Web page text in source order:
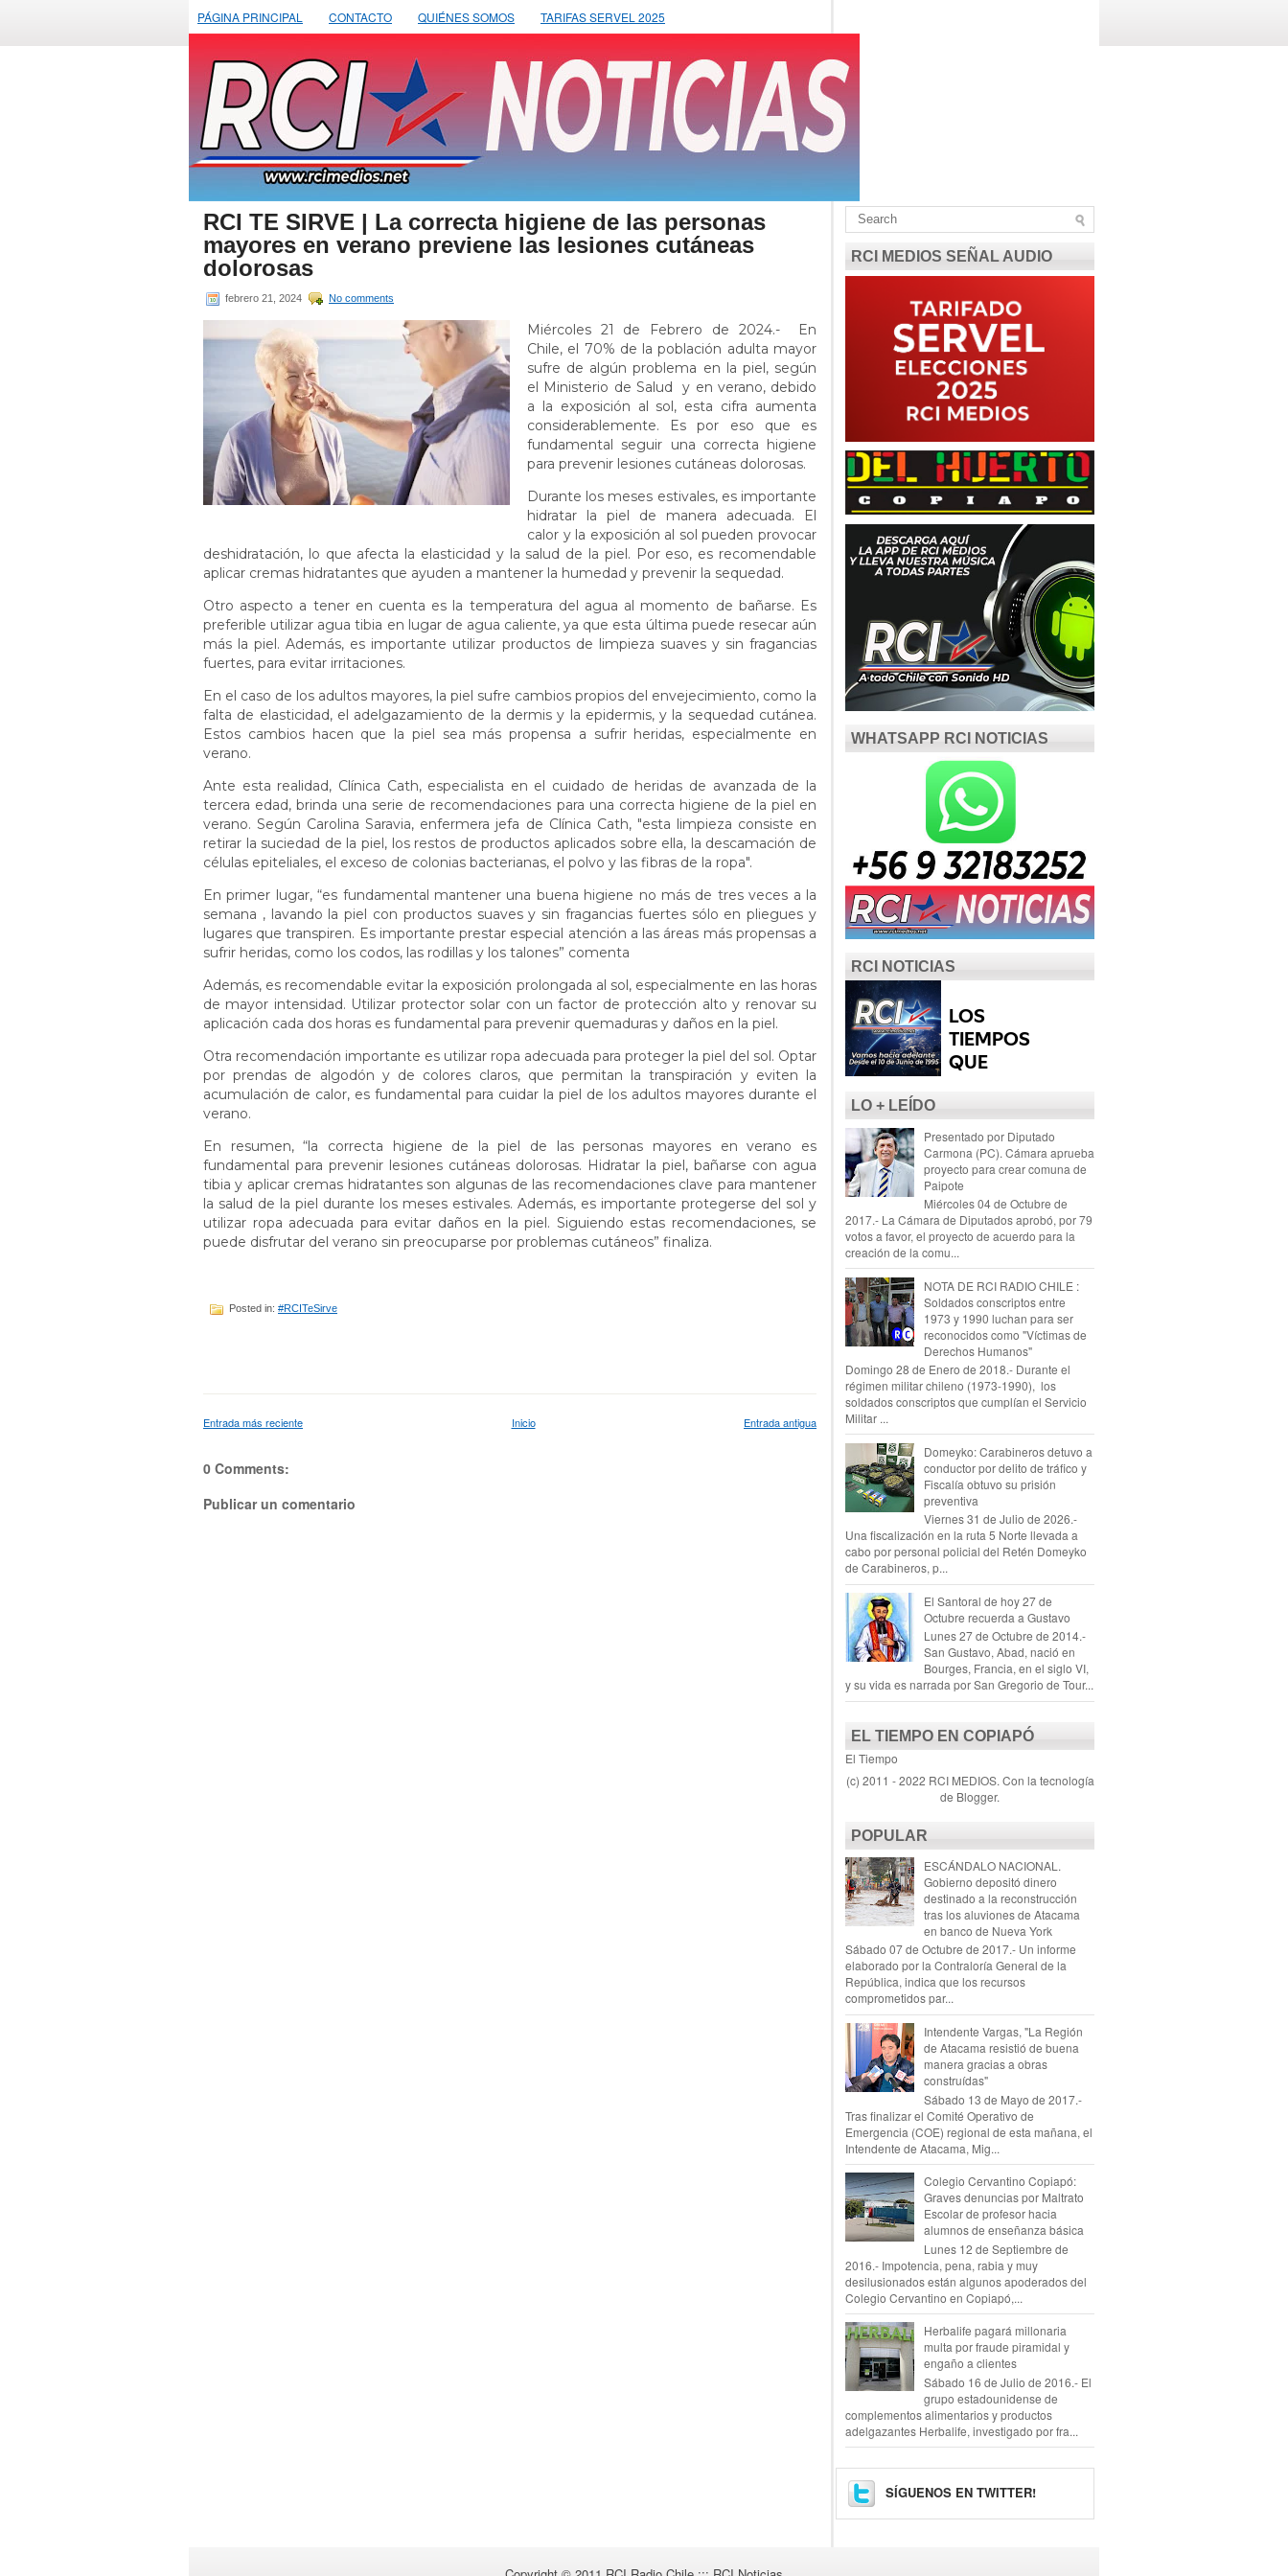
PÁGINA PRINCIPAL CONTACTO QUIÉNES SOMOS TARIFAS SERVEL 2025
RCI TE SIRVE | La correcta higiene de las personas
mayores en verano previene las lesiones cutáneas
dolorosas
febrero 21, 2024 No comments
Miércoles 21 de Febrero de 2024.- En
Chile, el 70% de la población adulta mayor
sufre de algún problema en la piel, según
el Ministerio de Salud y en verano, debido
a la exposición al sol, esta cifra aumenta
considerablemente. Es por eso que es
fundamental seguir una correcta higiene
para prevenir lesiones cutáneas dolorosas.
Durante los meses estivales, es importante
hidratar la piel de manera adecuada. El
calor y la exposición al sol pueden provocar
deshidratación, lo que afecta la elasticidad y la salud de la piel. Por eso, es recomendable
aplicar cremas hidratantes que ayuden a mantener la humedad y prevenir la sequedad.
Otro aspecto a tener en cuenta es la temperatura del agua al momento de bañarse. Es
preferible utilizar agua tibia en lugar de agua caliente, ya que esta última puede resecar aún
más la piel. Además, es importante utilizar productos de limpieza suaves y sin fragancias
fuertes, para evitar irritaciones.
En el caso de los adultos mayores, la piel sufre cambios propios del envejecimiento, como la
falta de elasticidad, el adelgazamiento de la dermis y la epidermis, y la sequedad cutánea.
Estos cambios hacen que la piel sea más propensa a sufrir heridas, especialmente en
verano.
Ante esta realidad, Clínica Cath, especialista en el cuidado de heridas de avanzada de la
tercera edad, brinda una serie de recomendaciones para una correcta higiene de la piel en
verano. Según Carolina Saravia, enfermera jefa de Clínica Cath, "esta limpieza consiste en
retirar la suciedad de la piel, los restos de productos aplicados sobre ella, la descamación de
células epiteliales, el exceso de colonias bacterianas, el polvo y las fibras de la ropa".
En primer lugar, “es fundamental mantener una buena higiene no más de tres veces a la
semana , lavando la piel con productos suaves y sin fragancias fuertes sólo en pliegues y
lugares que transpiren. Es importante prestar especial atención a las áreas más propensas a
sufrir heridas, como los codos, las rodillas y los talones” comenta
Además, es recomendable evitar la exposición prolongada al sol, especialmente en las horas
de mayor intensidad. Utilizar protector solar con un factor de protección alto y renovar su
aplicación cada dos horas es fundamental para prevenir quemaduras y daños en la piel.
Otra recomendación importante es utilizar ropa adecuada para proteger la piel del sol. Optar
por prendas de algodón y de colores claros, que permitan la transpiración y eviten la
acumulación de calor, es fundamental para cuidar la piel de los adultos mayores durante el
verano.
En resumen, “la correcta higiene de la piel de las personas mayores en verano es
fundamental para prevenir lesiones cutáneas dolorosas. Hidratar la piel, bañarse con agua
tibia y aplicar cremas hidratantes son algunas de las recomendaciones clave para mantener
la salud de la piel durante los meses estivales. Además, es importante protegerse del sol y
utilizar ropa adecuada para evitar daños en la piel. Siguiendo estas recomendaciones, se
puede disfrutar del verano sin preocuparse por problemas cutáneos” finaliza.
Posted in: #RCITeSirve
Entrada más reciente Entrada antigua
Inicio
0 Comments:
Publicar un comentario
RCI MEDIOS SEÑAL AUDIO
WHATSAPP RCI NOTICIAS
RCI NOTICIAS
LO + LEÍDO
Presentado por Diputado
Carmona (PC). Cámara aprueba
proyecto para crear comuna de
Paipote
Miércoles 04 de Octubre de
2017.- La Cámara de Diputados aprobó, por 79
votos a favor, el proyecto de acuerdo para la
creación de la comu...
NOTA DE RCI RADIO CHILE :
Soldados conscriptos entre
1973 y 1990 luchan para ser
reconocidos como "Víctimas de
Derechos Humanos"
Domingo 28 de Enero de 2018.- Durante el
régimen militar chileno (1973-1990), los
soldados conscriptos que cumplían el Servicio
Militar ...
Domeyko: Carabineros detuvo a
conductor por delito de tráfico y
Fiscalía obtuvo su prisión
preventiva
Viernes 31 de Julio de 2026.-
Una fiscalización en la ruta 5 Norte llevada a
cabo por personal policial del Retén Domeyko
de Carabineros, p...
El Santoral de hoy 27 de
Octubre recuerda a Gustavo
Lunes 27 de Octubre de 2014.-
San Gustavo, Abad, nació en
Bourges, Francia, en el siglo VI,
y su vida es narrada por San Gregorio de Tour...
EL TIEMPO EN COPIAPÓ
El Tiempo
(c) 2011 - 2022 RCI MEDIOS. Con la tecnología
de Blogger.
POPULAR
ESCÁNDALO NACIONAL.
Gobierno depositó dinero
destinado a la reconstrucción
tras los aluviones de Atacama
en banco de Nueva York
Sábado 07 de Octubre de 2017.- Un informe
elaborado por la Contraloría General de la
República, indica que los recursos
comprometidos par...
Intendente Vargas, "La Región
de Atacama resistió de buena
manera gracias a obras
construídas"
Sábado 13 de Mayo de 2017.-
Tras finalizar el Comité Operativo de
Emergencia (COE) regional de esta mañana, el
Intendente de Atacama, Mig...
Colegio Cervantino Copiapó:
Graves denuncias por Maltrato
Escolar de profesor hacia
alumnos de enseñanza básica
Lunes 12 de Septiembre de
2016.- Impotencia, pena, rabia y muy
desilusionados están algunos apoderados del
Colegio Cervantino en Copiapó,...
Herbalife pagará millonaria
multa por fraude piramidal y
engaño a clientes
Sábado 16 de Julio de 2016.- El
grupo estadounidense de
complementos alimentarios y productos
adelgazantes Herbalife, investigado por fra...
SÍGUENOS EN TWITTER!